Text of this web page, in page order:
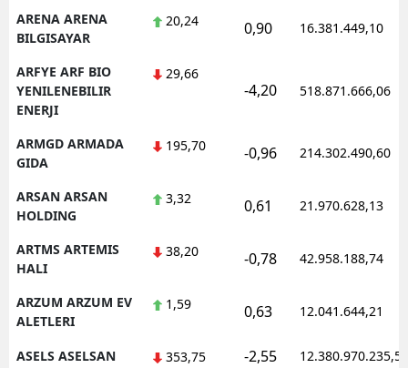
ARENA ARENA
BILGISAYAR
20,24 0,90 16.381.449,10
ARFYE ARF BIO
YENILENEBILIR
ENERJI
29,66
-4,20 518.871.666,06
ARMGD ARMADA
GIDA
195,70 -0,96 214.302.490,60
ARSAN ARSAN
HOLDING
3,32 0,61 21.970.628,13
ARTMS ARTEMIS
HALI
38,20 -0,78 42.958.188,74
ARZUM ARZUM EV
ALETLERI
1,59 0,63 12.041.644,21
ASELS ASELSAN 353,75 -2,55 12.380.970.235,50